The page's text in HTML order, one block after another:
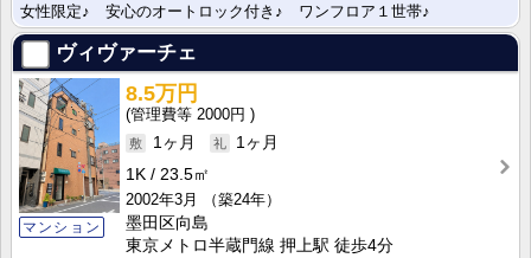
女性限定♪ 安心のオートロック付き♪ ワンフロア１世帯♪
ヴィヴァーチェ
マンション
8.5万円
2000円
1ヶ月
1ヶ月
1K
23.5㎡
2002年3月
（築24年）
墨田区向島
東京メトロ半蔵門線 押上駅 徒歩4分